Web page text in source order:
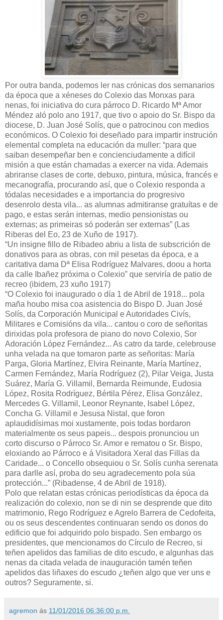
Por outra banda, podemos ler nas crónicas dos semanarios
da época que a xéneses do Colexio das Monxas para
nenas, foi iniciativa do cura párroco D. Ricardo Mª Amor
Méndez aló polo ano 1917, que tivo o apoio do Sr. Bispo da
diocese, D. Juan José Solís, que o patrocinou con medios
económicos. O Colexio foi deseñado para impartir instrución
elemental completa na educación da muller: “para que
saiban desempeñar ben e concienciudamente a difícil
misión a que están chamadas a exercer na vida. Ademais
abriranse clases de corte, debuxo, pintura, música, francés e
mecanografía, procurando así, que o Colexio responda a
tódalas necesidades e a importancia do progresivo
desenrolo desta vila... as alumnas admitiranse gratuítas e de
pago, e estas serán internas, medio pensionistas ou
externas; as primeiras só poderán ser externas” (Las
Riberas del Eo, 23 de Xuño de 1917).
“Un insigne fillo de Ribadeo abriu a lista de subscrición de
donativos para as obras, con mil pesetas da época, e a
caritativa dama Dª Elisa Rodríguez Malvares, doou a horta
da calle Ibañez próxima o Colexio” que serviría de patio de
recreo (ibidem, 23 xuño 1917)
“O Colexio foi inaugurado o día 1 de Abril de 1918... pola
maña houbo misa coa asistencia do Bispo D. Juan José
Solís, da Corporación Municipal e Autoridades Civís,
Militares e Comisións da vila... cantou o coro de señoritas
dirixidas pola profesora de piano do novo Colexio, Sor
Adoración López Fernández... As catro da tarde, celebrouse
unha velada na que tomaron parte as señoritas: María
Parga, Gloria Martínez, Elvira Reinante, María Martínez,
Carmen Fernández, María Rodríguez (2), Pilar Veiga, Justa
Suárez, María G. Villamil, Bernarda Reimunde, Eudosia
López, Rosita Rodríguez, Bértila Pérez, Elisa González,
Mercedes G. Villamil, Leonor Reynante, Isabel López,
Concha G. Villamil e Jesusa Nistal, que foron
aplaudidísimas moi xustamente, pois todas bordaron
materialmente os seus papeis... despois pronunciou un
corto discurso o Párroco Sr. Amor e rematou o Sr. Bispo,
eloxiando ao Párroco e á Visitadora Xeral das Fillas da
Caridade... o Concello obsequiou o Sr. Solís cunha serenata
para darlle así, proba do seu agradecemento pola súa
protección...” (Ribadense, 4 de Abril de 1918).
Polo que relatan estas crónicas periodísticas da época da
realización do colexio, non se di nin se desprende que dito
matrimonio, Rego Rodríguez e Agrelo Barrera de Cedofeita,
ou os seus descendentes continuaran sendo os donos do
edificio que foi adquirido polo bispado. Sen embargo os
presidentes, que mencionamos do Círculo de Recreo, si
teñen apelidos das familias de dito escudo, e algunhas das
nenas da citada velada de inauguración tamén teñen
apelidos das liñaxes do escudo ¿teñen algo que ver uns e
outros? Seguramente, si.
agremon ás 11/01/2016 06:36:00 p.m.